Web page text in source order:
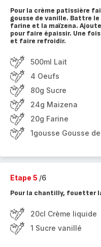
Pour la crème patissière
gousse de vanille. Battre
farine et la maïzena.
pour faire épaissir. Une
et faire refroidir.
500ml Lait
4 Oeufs
80g Sucre
24g Maizena
20g Farine
1gousse Gousse
Etape 5 /6
Pour la chantilly, fouetter
20cl Crème liquide
1 Sucre vanillé